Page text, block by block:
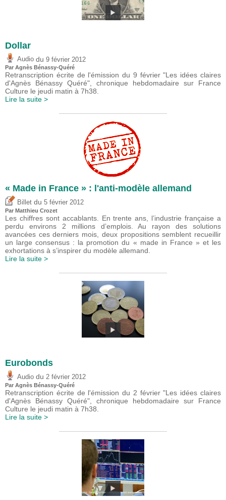
Dollar
Audio du 9 février 2012
Par Agnès Bénassy-Quéré
Retranscription écrite de l'émission du 9 février "Les idées claires
d'Agnès Bénassy Quéré", chronique hebdomadaire sur France
Culture le jeudi matin à 7h38.
Lire la suite >
« Made in France » : l'anti-modèle allemand
Billet du 5 février 2012
Par Matthieu Crozet
Les chiffres sont accablants. En trente ans, l’industrie française a
perdu environs 2 millions d’emplois. Au rayon des solutions
avancées ces derniers mois, deux propositions semblent recueillir
un large consensus : la promotion du « made in France » et les
exhortations à s’inspirer du modèle allemand.
Lire la suite >
Eurobonds
Audio du 2 février 2012
Par Agnès Bénassy-Quéré
Retranscription écrite de l'émission du 2 février "Les idées claires
d'Agnès Bénassy Quéré", chronique hebdomadaire sur France
Culture le jeudi matin à 7h38.
Lire la suite >